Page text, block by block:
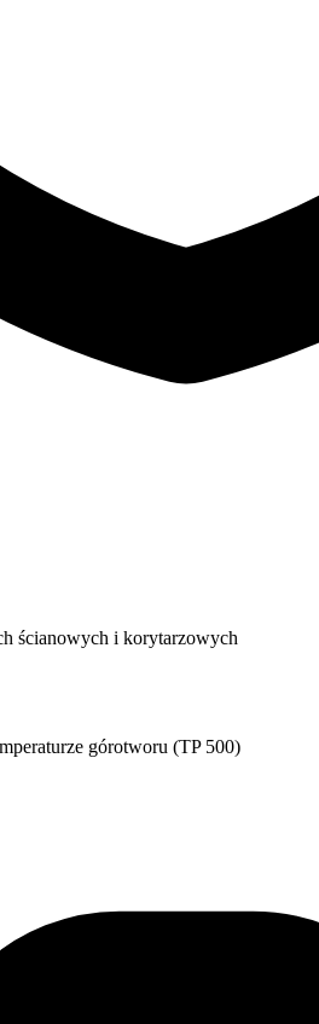
ścianowych i korytarzowych
górotworu (TP 500)